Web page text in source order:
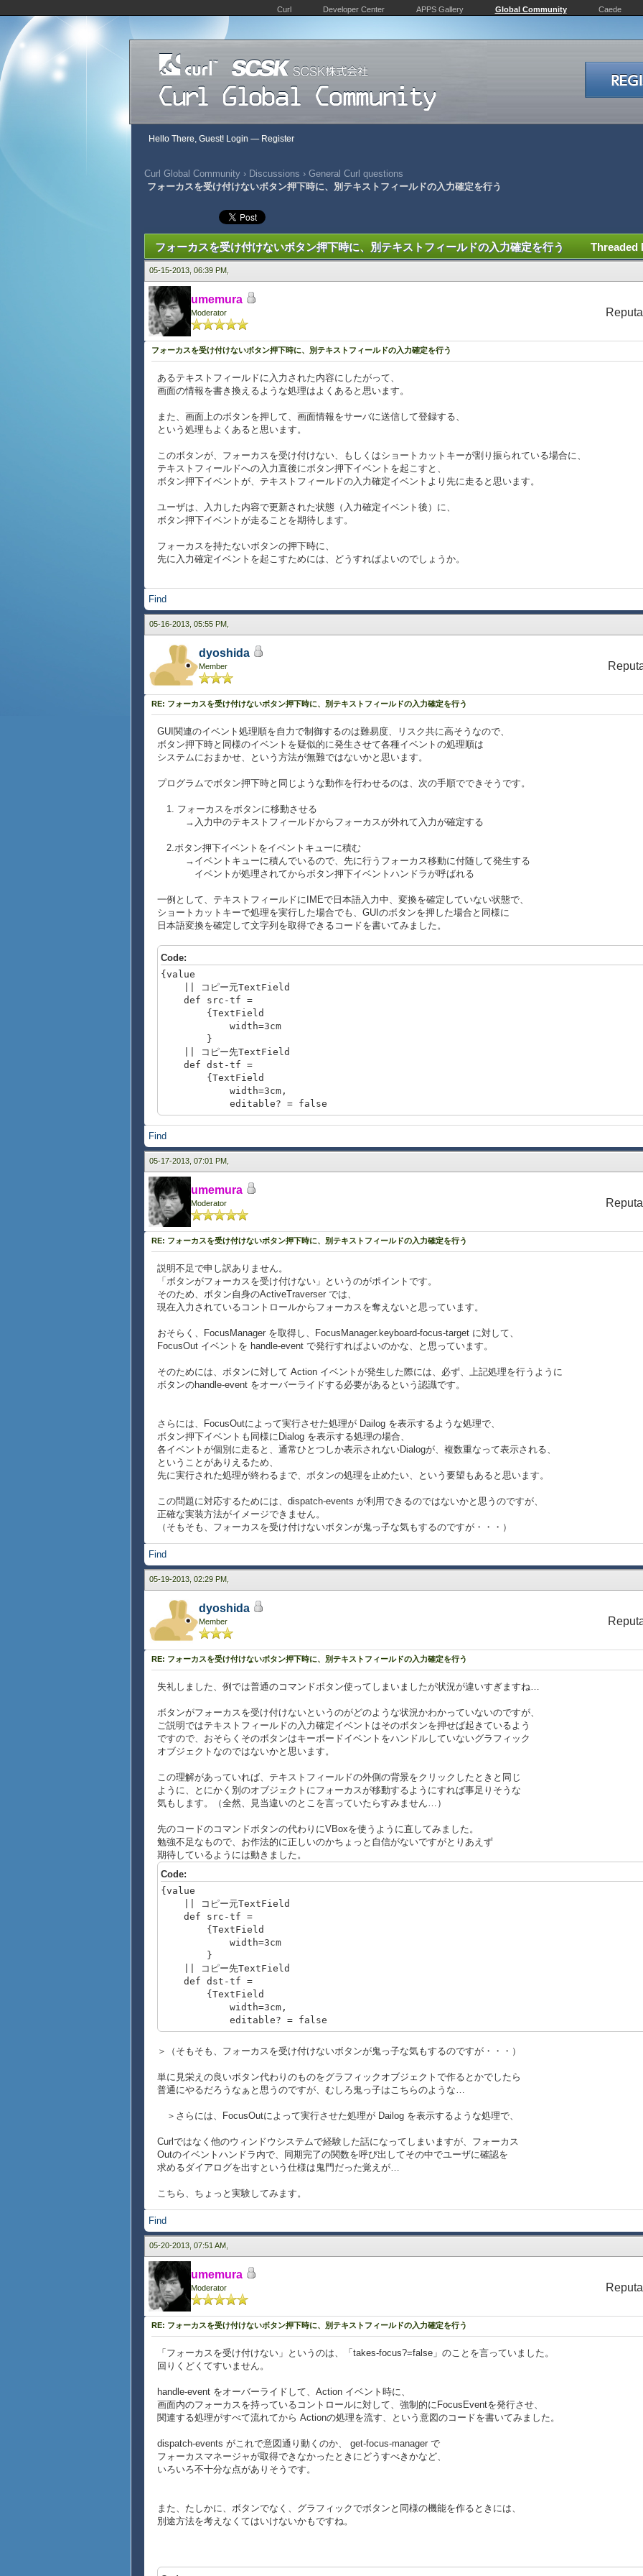
Curl Developer Center APPS Gallery Global Community Caede
Hello There, Guest! Login — Register
Curl Global Community › Discussions › General Curl questions
フォーカスを受け付けないボタン押下時に、別テキストフィールドの入力確定を行う
Threaded
フォーカスを受け付けないボタン押下時に、別テキストフィールドの入力確定を行う
05-15-2013, 06:39 PM,
umemura
Moderator
フォーカスを受け付けないボタン押下時に、別テキストフィールドの入力確定を行う
あるテキストフィールドに入力された内容にしたがって、
画面の情報を書き換えるような処理はよくあると思います。
また、画面上のボタンを押して、画面情報をサーバに送信して登録する、
という処理もよくあると思います。
このボタンが、フォーカスを受け付けない、もしくはショートカットキーが割り振られている場合に、
テキストフィールドへの入力直後にボタン押下イベントを起こすと、
ボタン押下イベントが、テキストフィールドの入力確定イベントより先に走ると思います。
ユーザは、入力した内容で更新された状態（入力確定イベント後）に、
ボタン押下イベントが走ることを期待します。
フォーカスを持たないボタンの押下時に、
先に入力確定イベントを起こすためには、どうすればよいのでしょうか。
Find
05-16-2013, 05:55 PM,
dyoshida
Member
RE: フォーカスを受け付けないボタン押下時に、別テキストフィールドの入力確定を行う
GUI関連のイベント処理順を自力で制御するのは難易度、リスク共に高そうなので、
ボタン押下時と同様のイベントを疑似的に発生させて各種イベントの処理順は
システムにおまかせ、という方法が無難ではないかと思います。
プログラムでボタン押下時と同じような動作を行わせるのは、次の手順でできそうです。
1. フォーカスをボタンに移動させる
→入力中のテキストフィールドからフォーカスが外れて入力が確定する
2.ボタン押下イベントをイベントキューに積む
→イベントキューに積んでいるので、先に行うフォーカス移動に付随して発生する
イベントが処理されてからボタン押下イベントハンドラが呼ばれる
一例として、テキストフィールドにIMEで日本語入力中、変換を確定していない状態で、
ショートカットキーで処理を実行した場合でも、GUIのボタンを押した場合と同様に
日本語変換を確定して文字列を取得できるコードを書いてみました。
Code:
{value
|| コピー元TextField
def src-tf =
{TextField
width=3cm
}
|| コピー先TextField
def dst-tf =
{TextField
width=3cm,
editable? = false
}
|| コピー実行コマンドボタン
def copy-button =
{CommandButton
label = "&Copy",
style = "standard",
{on Action at btn:CommandButton do
|| TextFieldに入力されて確定されている値をコピー
{set dst-tf.value = src-tf.value}
}
}
|| Ctrl-cキー押下時イベント
def on-ctrl-c-key-proc =
{proc {}:void
|| コマンドボタンへフォーカスを移動する
|| ※ 入力中の TextField からフォーカスが外れた際に発生するイベントが
|| handle-eventメソッドで直接Actionイベントハンドラを呼び出さずに
|| イベントキューにコマンドボタンの"Action"イベントを積む
|| キーボードショートカットを登録
{{get-gui-manager}.add-event-handler
{on kp:KeyPress do
{if kp.ctrl? and kp.value == 'c' then
}
}
}
||
{VBox
halign="center",
{text 上段のテキストを下段へコピーします},
{text 「Copy」ボタンまたはCtrl+cキーを押してください}
},
src-tf,
copy-button,
dst-tf
}
Find
05-17-2013, 07:01 PM,
umemura
Moderator
RE: フォーカスを受け付けないボタン押下時に、別テキストフィールドの入力確定を行う
説明不足で申し訳ありません。
「ボタンがフォーカスを受け付けない」というのがポイントです。
そのため、ボタン自身のActiveTraverser では、
現在入力されているコントロールからフォーカスを奪えないと思っています。
おそらく、FocusManager を取得し、FocusManager.keyboard-focus-target に対して、
FocusOut イベントを handle-event で発行すればよいのかな、と思っています。
そのためには、ボタンに対して Action イベントが発生した際には、必ず、上記処理を行うように
ボタンのhandle-event をオーバーライドする必要があるという認識です。
さらには、FocusOutによって実行させた処理が Dailog を表示するような処理で、
ボタン押下イベントも同様にDialog を表示する処理の場合、
各イベントが個別に走ると、通常ひとつしか表示されないDialogが、複数重なって表示される、
ということがありえるため、
先に実行された処理が終わるまで、ボタンの処理を止めたい、という要望もあると思います。
この問題に対応するためには、dispatch-events が利用できるのではないかと思うのですが、
正確な実装方法がイメージできません。
（そもそも、フォーカスを受け付けないボタンが鬼っ子な気もするのですが・・・）
Find
05-19-2013, 02:29 PM,
dyoshida
Member
RE: フォーカスを受け付けないボタン押下時に、別テキストフィールドの入力確定を行う
失礼しました、例では普通のコマンドボタン使ってしまいましたが状況が違いすぎますね…
ボタンがフォーカスを受け付けないというのがどのような状況かわかっていないのですが、
ご説明ではテキストフィールドの入力確定イベントはそのボタンを押せば起きているよう
ですので、おそらくそのボタンはキーボードイベントをハンドルしていないグラフィック
オブジェクトなのではないかと思います。
この理解があっていれば、テキストフィールドの外側の背景をクリックしたときと同じ
ように、とにかく別のオブジェクトにフォーカスが移動するようにすれば事足りそうな
気もします。（全然、見当違いのとこを言っていたらすみません…）
先のコードのコマンドボタンの代わりにVBoxを使うように直してみました。
勉強不足なもので、お作法的に正しいのかちょっと自信がないですがとりあえず
期待しているようには動きました。
Code:
{value
|| コピー元TextField
def src-tf =
{TextField
width=3cm
}
|| コピー先TextField
def dst-tf =
{TextField
width=3cm,
editable? = false
}
|| コピー実行ボタン代わりのグラフィックオブジェクト
def copy-button =
{VBox
halign="center",
height = 1cm,
width = 2cm,
background = {FillPattern.get-orange},
border-color = {FillPattern.get-red},
border-width = 2pt,
{Fill},
{text Copy},
{Fill},
{on e:PointerPress at vb:VBox do
{if e.button == left-button then
{copy-button.enqueue-event {Action}}
}
},
{on Action do
|| TextFieldに入力されて確定されている値をコピー
{set dst-tf.value = src-tf.value}
}
}
|| Ctrl-cキー押下時イベント
def on-ctrl-c-key-proc =
|| 入力中のTextFieldのキーボードフォーカスを外すため、適当なVisualに
|| フォーカスをセットするようにリクエスト（ここではボタン代わりのVBoxへ）
{copy-button.request-key-focus}
|| ※ 入力中の TextField からフォーカスが外れた際に発生するイベントが
|| 全て処理された後にコマンドボタンのActionイベントハンドラを実行させる為、
|| handle-eventメソッドで直接Actionイベントハンドラを呼び出さずに
}
＞（そもそも、フォーカスを受け付けないボタンが鬼っ子な気もするのですが・・・）
単に見栄えの良いボタン代わりのものをグラフィックオブジェクトで作るとかでしたら
普通にやるだろうなぁと思うのですが、むしろ鬼っ子はこちらのような…
＞さらには、FocusOutによって実行させた処理が Dailog を表示するような処理で、
Curlではなく他のウィンドウシステムで経験した話になってしまいますが、フォーカス
Outのイベントハンドラ内で、同期完了の関数を呼び出してその中でユーザに確認を
求めるダイアログを出すという仕様は鬼門だった覚えが…
こちら、ちょっと実験してみます。
Find
05-20-2013, 07:51 AM,
umemura
Moderator
RE: フォーカスを受け付けないボタン押下時に、別テキストフィールドの入力確定を行う
「フォーカスを受け付けない」というのは、「takes-focus?=false」のことを言っていました。
回りくどくてすいません。
handle-event をオーバーライドして、Action イベント時に、
画面内のフォーカスを持っているコントロールに対して、強制的にFocusEventを発行させ、
関連する処理がすべて流れてから Actionの処理を流す、という意図のコードを書いてみました。
dispatch-events がこれで意図通り動くのか、 get-focus-manager で
フォーカスマネージャが取得できなかったときにどうすべきかなど、
いろいろ不十分な点がありそうです。
また、たしかに、ボタンでなく、グラフィックでボタンと同様の機能を作るときには、
別途方法を考えなくてはいけないかもですね。